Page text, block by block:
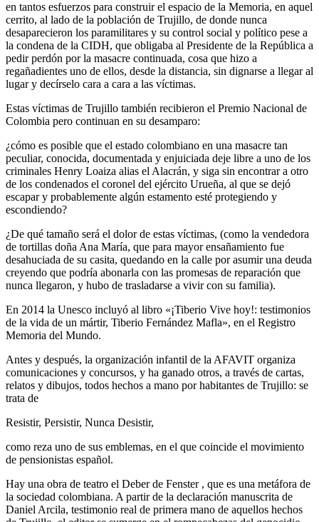
en tantos esfuerzos para construir el espacio de la Memoria, en aquel
cerrito, al lado de la población de Trujillo, de donde nunca
desaparecieron los paramilitares y su control social y político pese a
la condena de la CIDH, que obligaba al Presidente de la República a
pedir perdón por la masacre continuada, cosa que hizo a
regañadientes uno de ellos, desde la distancia, sin dignarse a llegar al
lugar y decírselo cara a cara a las víctimas.
Estas víctimas de Trujillo también recibieron el Premio Nacional de
Colombia pero continuan en su desamparo:
¿cómo es posible que el estado colombiano en una masacre tan
peculiar, conocida, documentada y enjuiciada deje libre a uno de los
criminales Henry Loaiza alias el Alacrán, y siga sin encontrar a otro
de los condenados el coronel del ejército Urueña, al que se dejó
escapar y probablemente algún estamento esté protegiendo y
escondiendo?
¿De qué tamaño será el dolor de estas víctimas, (como la vendedora
de tortillas doña Ana María, que para mayor ensañamiento fue
desahuciada de su casita, quedando en la calle por asumir una deuda
creyendo que podría abonarla con las promesas de reparación que
nunca llegaron, y hubo de trasladarse a vivir con su familia).
En 2014 la Unesco incluyó al libro «¡Tiberio Vive hoy!: testimonios
de la vida de un mártir, Tiberio Fernández Mafla», en el Registro
Memoria del Mundo.
Antes y después, la organización infantil de la AFAVIT organiza
comunicaciones y concursos, y ha ganado otros, a través de cartas,
relatos y dibujos, todos hechos a mano por habitantes de Trujillo: se
trata de
Resistir, Persistir, Nunca Desistir,
como reza uno de sus emblemas, en el que coincide el movimiento
de pensionistas español.
Hay una obra de teatro el Deber de Fenster , que es una metáfora de
la sociedad colombiana. A partir de la declaración manuscrita de
Daniel Arcila, testimonio real de primera mano de aquellos hechos